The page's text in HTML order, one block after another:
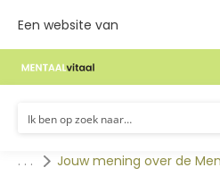
Een website van
. . . Jouw mening over de